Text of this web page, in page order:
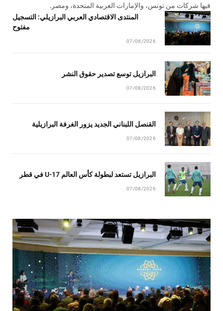
فيها شركات من تونس، والإمارات العربية المتحدة، ومصر.
المنتدى الاقتصادي العربي البرازيلي: التسجيل
مفتوح
07/08/2026
البرازيل توسع تصدير حقوق النشر
07/08/2026
القنصل اللبناني الجديد يزور الغرفة البرازيلية
07/08/2026
البرازيل تستعد لبطولة كأس العالم U-17 في قطر
07/08/2026